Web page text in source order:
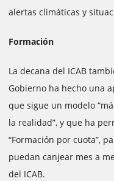
alertas climáticas y
Formación
La decana del ICAB
Gobierno ha hecho una
que sigue un modelo
la realidad”, y que ha
“Formación por cuota”,
puedan canjear mes a
del ICAB.